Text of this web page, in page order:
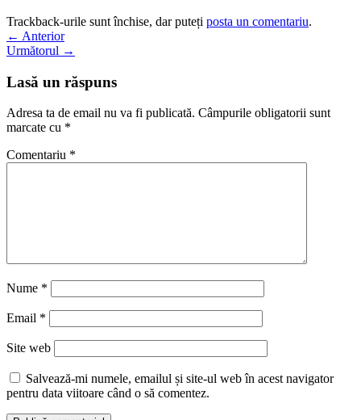
Trackback-urile sunt închise, dar puteți posta un comentariu.
← Anterior
Următorul →
Lasă un răspuns
Adresa ta de email nu va fi publicată. Câmpurile obligatorii sunt
marcate cu *
Comentariu *
Nume *
Email *
Site web
Salvează-mi numele, emailul și site-ul web în acest navigator
pentru data viitoare când o să comentez.